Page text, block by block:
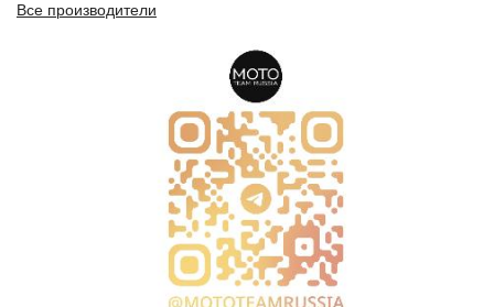
Все производители